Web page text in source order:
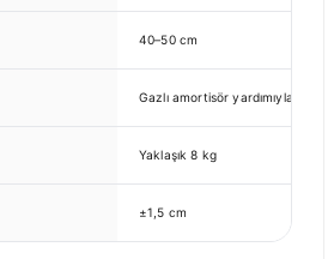
40–50 cm
Gazlı amortisör yardımıyla
Yaklaşık 8 kg
±1,5 cm